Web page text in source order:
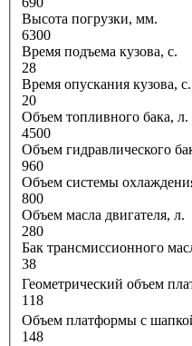
Высота погрузки, мм.
6300
Время подъема кузова, с.
28
Время опускания кузова, с.
20
Объем топливного бака, л.
4500
Объем гидравлического
960
Объем системы
800
Объем масла двигателя, л.
280
Бак трансмиссионного
38
Геометрический объем
118
Объем платформы с
148